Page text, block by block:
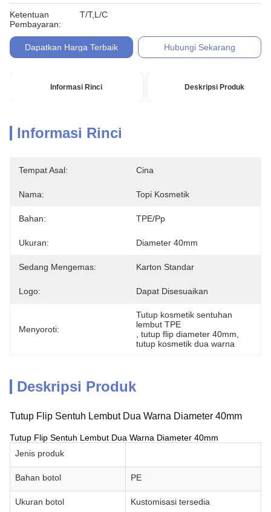
Ketentuan
Pembayaran:
T/T,L/C
Dapatkan Harga Terbaik Hubungi Sekarang
Informasi Rinci Deskripsi Produk
Informasi Rinci
Tempat Asal: Cina
Nama: Topi Kosmetik
Bahan: TPE/pp
Ukuran: Diameter 40mm
Sedang Mengemas: Karton Standar
Logo: Dapat Disesuaikan
Menyoroti:
Tutup kosmetik sentuhan
lembut TPE
tutup flip diameter 40mm
tutup kosmetik dua warna
Deskripsi Produk
Tutup Flip Sentuh Lembut Dua Warna Diameter 40mm
Tutup Flip Sentuh Lembut Dua Warna Diameter 40mm
Jenis produk
Bahan botol PE
Ukuran botol Kustomisasi tersedia